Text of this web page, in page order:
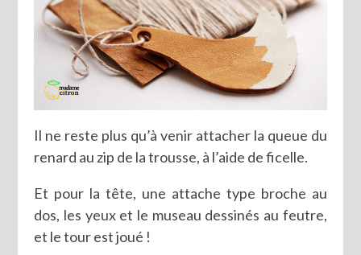
Il ne reste plus qu’à venir attacher la queue du
renard au zip de la trousse, à l’aide de ficelle.
Et pour la tête, une attache type broche au
dos, les yeux et le museau dessinés au feutre,
et le tour est joué !